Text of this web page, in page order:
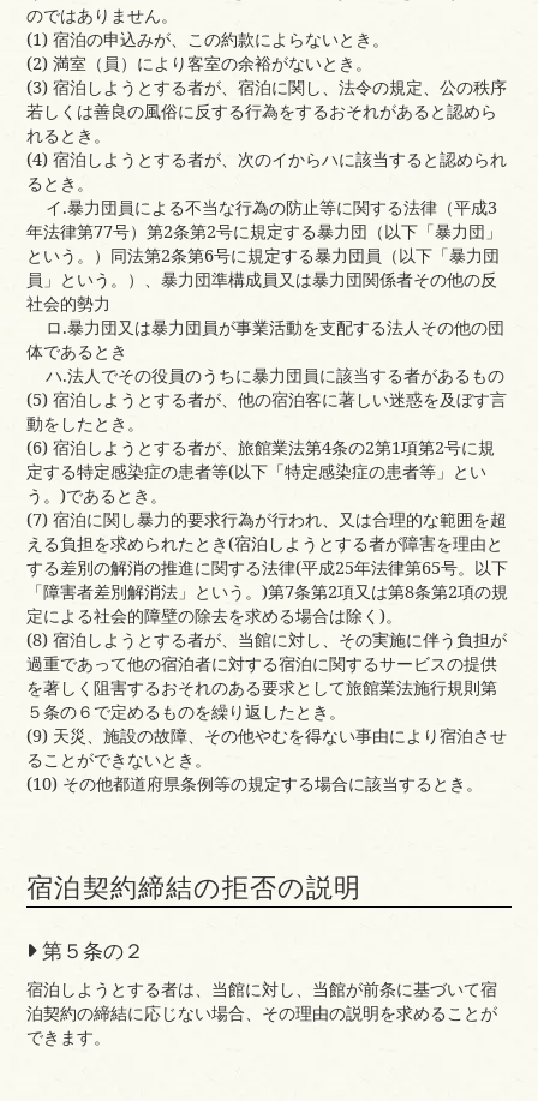
のではありません。
(1) 宿泊の申込みが、この約款によらないとき。
(2) 満室（員）により客室の余裕がないとき。
(3) 宿泊しようとする者が、宿泊に関し、法令の規定、公の秩序
若しくは善良の風俗に反する行為をするおそれがあると認めら
れるとき。
(4) 宿泊しようとする者が、次のイからハに該当すると認められ
るとき。
イ.暴力団員による不当な行為の防止等に関する法律（平成3
年法律第77号）第2条第2号に規定する暴力団（以下「暴力団」
という。）同法第2条第6号に規定する暴力団員（以下「暴力団
員」という。）、暴力団準構成員又は暴力団関係者その他の反
社会的勢力
ロ.暴力団又は暴力団員が事業活動を支配する法人その他の団
体であるとき
ハ.法人でその役員のうちに暴力団員に該当する者があるもの
(5) 宿泊しようとする者が、他の宿泊客に著しい迷惑を及ぼす言
動をしたとき。
(6) 宿泊しようとする者が、旅館業法第4条の2第1項第2号に規
定する特定感染症の患者等(以下「特定感染症の患者等」とい
う。)であるとき。
(7) 宿泊に関し暴力的要求行為が行われ、又は合理的な範囲を超
える負担を求められたとき(宿泊しようとする者が障害を理由と
する差別の解消の推進に関する法律(平成25年法律第65号。以下
「障害者差別解消法」という。)第7条第2項又は第8条第2項の規
定による社会的障壁の除去を求める場合は除く)。
(8) 宿泊しようとする者が、当館に対し、その実施に伴う負担が
過重であって他の宿泊者に対する宿泊に関するサービスの提供
を著しく阻害するおそれのある要求として旅館業法施行規則第
５条の６で定めるものを繰り返したとき。
(9) 天災、施設の故障、その他やむを得ない事由により宿泊させ
ることができないとき。
(10) その他都道府県条例等の規定する場合に該当するとき。
宿泊契約締結の拒否の説明
第５条の２
宿泊しようとする者は、当館に対し、当館が前条に基づいて宿
泊契約の締結に応じない場合、その理由の説明を求めることが
できます。